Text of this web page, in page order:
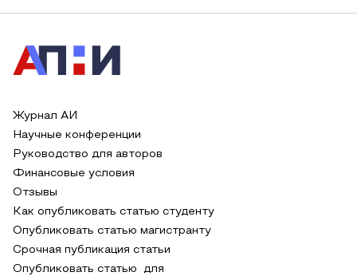
Журнал АИ
Научные конференции
Руководство для авторов
Финансовые условия
Отзывы
Как опубликовать статью студенту
Опубликовать статью магистранту
Срочная публикация статьи
Опубликовать статью для